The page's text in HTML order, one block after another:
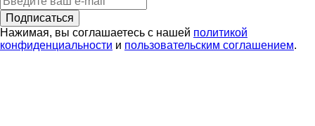
Подписаться
Нажимая, вы соглашаетесь с нашей политикой
конфиденциальности и пользовательским соглашением.